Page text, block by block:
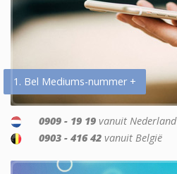
1. Bel Mediums-nummer +
0909 - 19 19 vanuit Nederland
0903 - 416 42 vanuit België